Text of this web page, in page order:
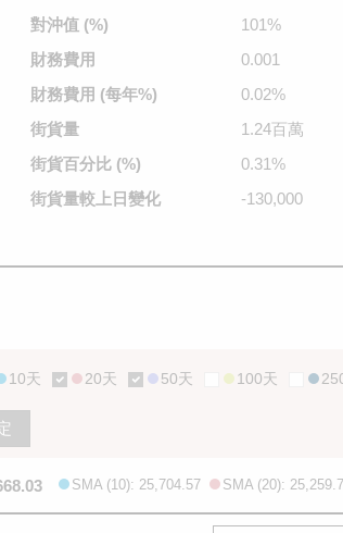
對沖值 (%)
101%
財務費用
0.001
財務費用 (每年%)
0.02%
街貨量
1.24百萬
街貨百分比 (%)
0.31%
街貨量較 上日變化 -130,000
10天 20天 50天 100天
SMA (10): 25,704.57 SMA (20):